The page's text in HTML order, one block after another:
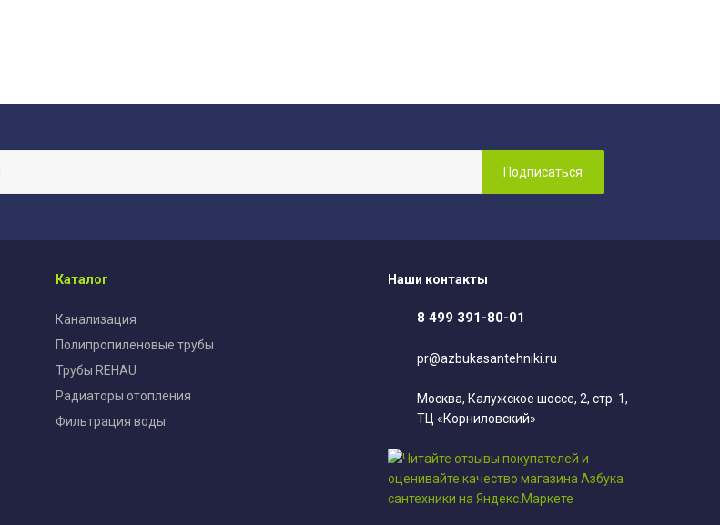
Каталог
Канализация
Полипропиленовые трубы
Трубы REHAU
Радиаторы отопления
Фильтрация воды
Наши контакты
8 499 391-80-01
pr@azbukasantehniki.ru
Москва, Калужское шоссе, 2, стр. 1,
ТЦ «Корниловский»